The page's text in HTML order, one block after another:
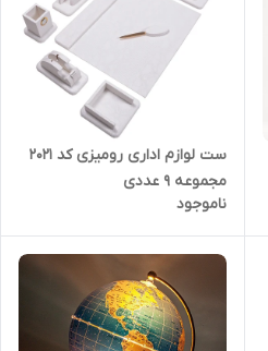
ست لوازم اداری رومیزی کد ۲۰۲۱
مجموعه 9 عددی
ناموجود